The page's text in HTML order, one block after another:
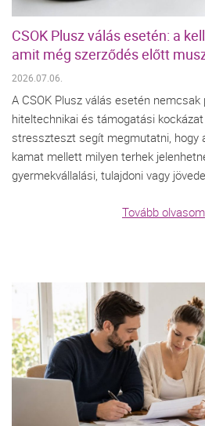
CSOK Plusz válás esetén: a
amit még szerződés előtt
2026.07.06.
A CSOK Plusz válás esetén
hiteltechnikai és támogatási
stresszteszt segít megmutatni, hogy
kamat mellett milyen terhek
gyermekvállalási, tulajdoni vagy
Tovább olvasom